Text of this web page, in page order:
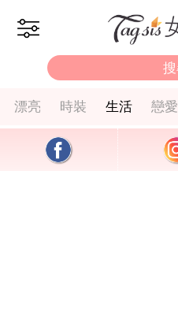
漂亮 時裝 生活 戀愛